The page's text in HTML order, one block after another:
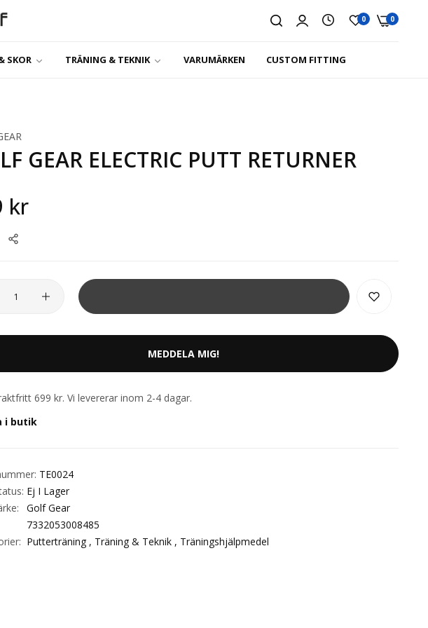
0 0
SKOR TRÄNING & TEKNIK VARUMÄRKEN CUSTOM FITTING
GEAR ELECTRIC PUTT RETURNER
kr
MEDDELA MIG!
699 kr. Vi levererar inom 2-4 dagar.
i butik
TE0024
Ej I Lager
Golf Gear
7332053008485
Putterträning , Träning & Teknik , Träningshjälpmedel